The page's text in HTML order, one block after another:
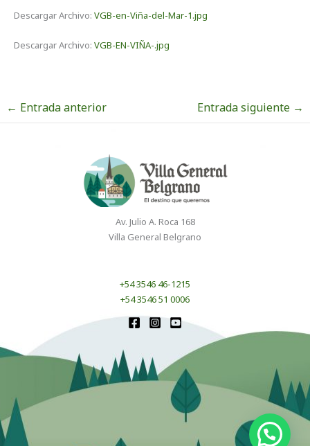
Descargar Archivo:VGB-en-Viña-del-Mar-1.jpg
Descargar Archivo:VGB-EN-VIÑA-.jpg
← Entrada anterior Entrada siguiente →
Av. Julio A. Roca 168
Villa General Belgrano
+54 3546 46-1215
+54 3546 51 0006